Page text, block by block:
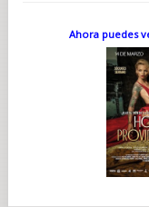
Ahora puedes